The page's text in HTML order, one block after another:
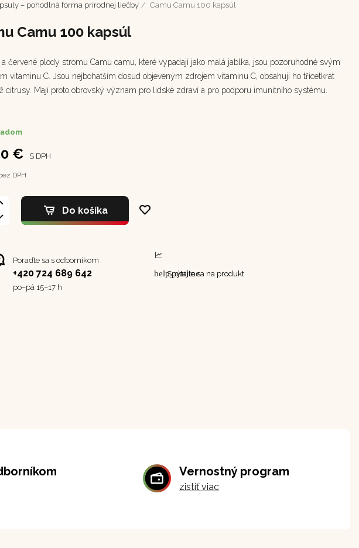
– pohodlná forma prírodnej liečby Camu Camu 100 kapsúl
Camu 100 kapsúl
a červené plody stromu Camu camu, které vypadají jako malá jablka, jsou pozoruhodné svým
vitaminu C. Jsou nejbohatším dosud objeveným zdrojem vitaminu C, obsahují ho třicetkrát
citrusy. Mají proto obrovský význam pro lidské zdraví a pro podporu imunitního systému.
€ S DPH
DPH
Do košíka
Poraďte sa s odborníkom
+420 724 689 642
po–⁠⁠⁠⁠⁠⁠pá 15–17 h
help_outline
Spýtajte sa na produkt
Vernostný program
zistiť viac